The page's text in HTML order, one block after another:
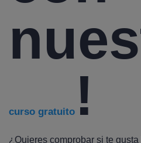
curso gratuito !
¿Quieres comprobar si te